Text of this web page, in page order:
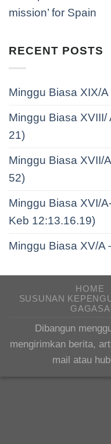
mission’ for Spain
RECENT POSTS
Minggu Biasa XIX/
Minggu Biasa XVIII/
21)
Minggu Biasa XVII/
52)
Minggu Biasa XVI/
Keb 12:13.16.19)
Minggu Biasa XV/A
HOME
SUSUNAN
Dibangun
mengirimkan berita,
mail atau